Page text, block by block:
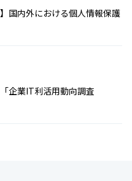
内外における個人情報保護
業IT利活用動向調査